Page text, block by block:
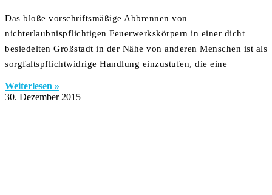
Das bloße vorschriftsmäßige Abbrennen von
nichterlaubnispflichtigen Feuerwerkskörpern in einer dicht
besiedelten Großstadt in der Nähe von anderen Menschen ist als
sorgfaltspflichtwidrige Handlung einzustufen, die eine
Weiterlesen »
30. Dezember 2015